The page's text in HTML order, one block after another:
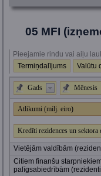
05 MFI
Pieejamie rindu vai aiļu
Termiņdalījums
Valūtu
Gads Mēnesis
Atlikumi (milj. eiro)
Kredīti rezidences un sektora
Vietējām valdībām
Citiem finanšu
palīgsabiedrībām